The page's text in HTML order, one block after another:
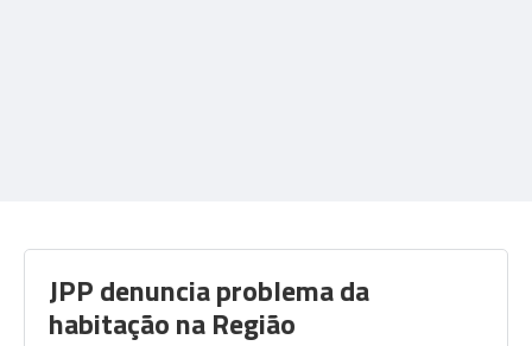
JPP denuncia problema da
habitação na Região